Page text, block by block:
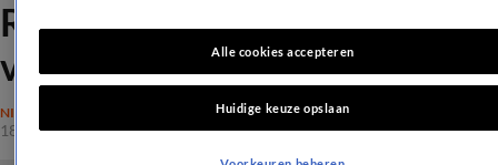
Robbert Rodenburg
verwelkomt nieuwe liefde
NIEUWS
18 jan 2024, 19:01
Alle cookies accepteren
Huidige keuze opslaan